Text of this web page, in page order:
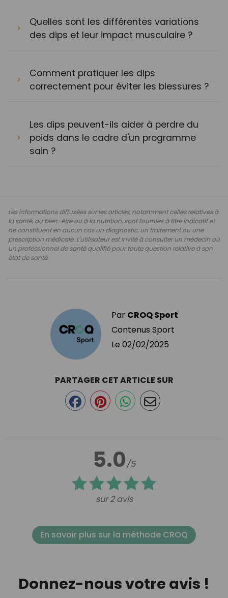
Quelles sont les différentes variations
des dips et leur impact musculaire ?
Comment pratiquer les dips
correctement pour éviter les blessures ?
Les dips peuvent-ils aider à perdre du
poids dans le cadre d'un programme
sain ?
Les informations diffusées sur les articles, notamment celles relatives à
la santé, au bien-être ou à la nutrition, sont fournies à titre indicatif et
ne constituent en aucun cas un diagnostic, un traitement ou une
prescription médicale. L'utilisateur est invité à consulter un médecin ou
un professionnel de santé qualifié pour toute question relative à son
état de santé.
Par CROQ Sport
Contenus Sport
Le 02/02/2025
5.0/5
sur 2 avis
PARTAGER CET ARTICLE SUR
En savoir plus sur la méthode CROQ
Donnez-nous votre avis !